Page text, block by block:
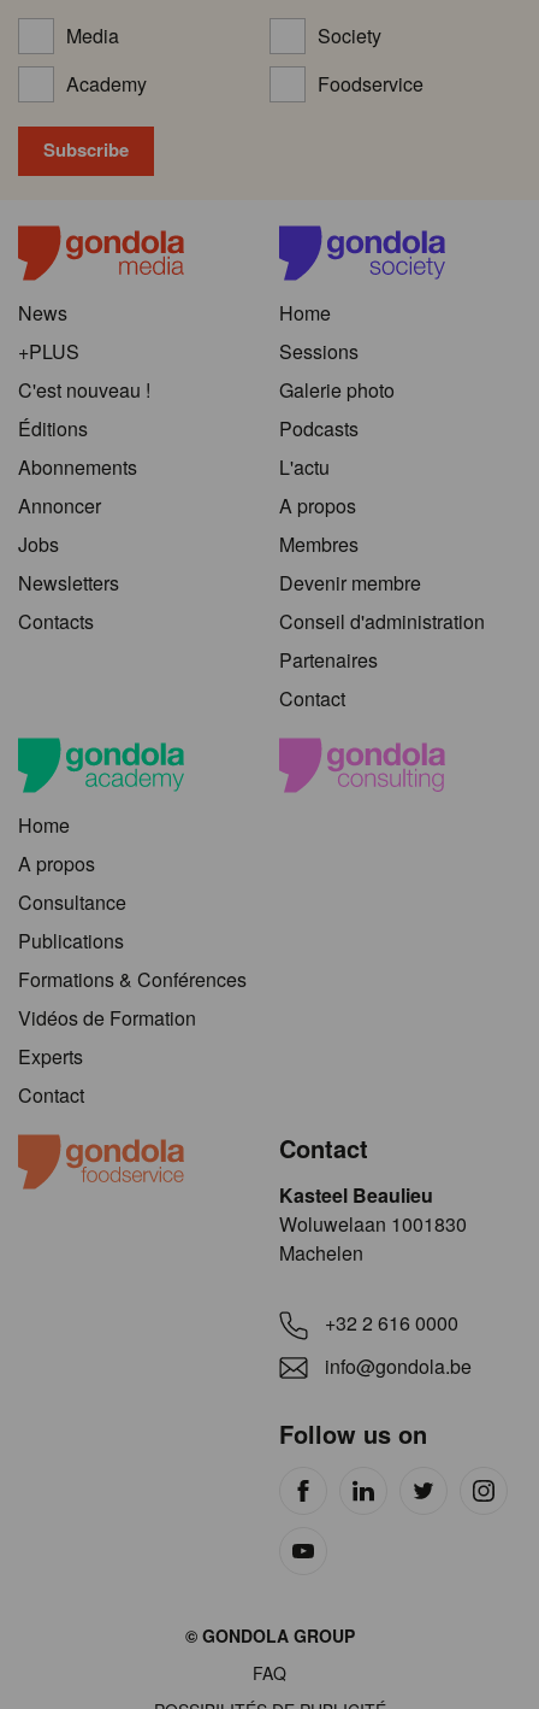
Media
Society
Academy
Foodservice
News
+PLUS
C'est nouveau !
Éditions
Abonnements
Annoncer
Jobs
Newsletters
Contacts
Home
Sessions
Galerie photo
Podcasts
L'actu
A propos
Membres
Devenir membre
Conseil d'administration
Partenaires
Contact
Home
A propos
Consultance
Publications
Formations & Conférences
Vidéos de Formation
Experts
Contact
Contact
Kasteel Beaulieu
​​​Woluwelaan 1001830
Machelen
+32 2 616 0000
info@gondola.be
Follow us on
© GONDOLA GROUP
FAQ